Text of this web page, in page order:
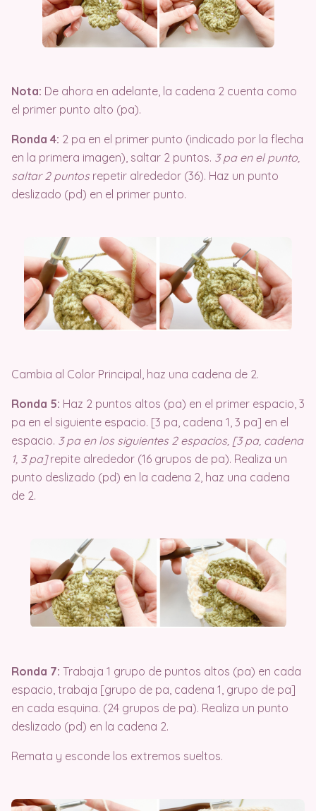
Nota: De ahora en adelante, la cadena 2 cuenta como
el primer punto alto (pa).
Ronda 4: 2 pa en el primer punto (indicado por la flecha
en la primera imagen), saltar 2 puntos. 3 pa en el punto,
saltar 2 puntos repetir alrededor (36). Haz un punto
deslizado (pd) en el primer punto.
Cambia al Color Principal, haz una cadena de 2.
Ronda 5: Haz 2 puntos altos (pa) en el primer espacio, 3
pa en el siguiente espacio. [3 pa, cadena 1, 3 pa] en el
espacio. 3 pa en los siguientes 2 espacios, [3 pa, cadena
1, 3 pa]repite alrededor (16 grupos de pa). Realiza un
punto deslizado (pd) en la cadena 2, haz una cadena
de 2.
Ronda 7: Trabaja 1 grupo de puntos altos (pa) en cada
espacio, trabaja [grupo de pa, cadena 1, grupo de pa]
en cada esquina. (24 grupos de pa). Realiza un punto
deslizado (pd) en la cadena 2.
Remata y esconde los extremos sueltos.